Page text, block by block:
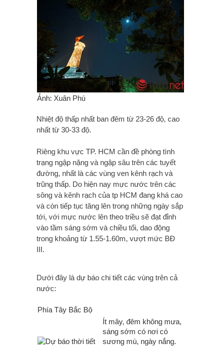
Ảnh: Xuân Phú
Nhiệt độ thấp nhất ban đêm từ 23-26 độ, cao
nhất từ 30-33 độ.
Riêng khu vực TP. HCM cần đề phòng tình
trạng ngập nặng và ngập sâu trên các tuyết
đường, nhất là các vùng ven kênh rạch và
trũng thấp. Do hiện nay mực nước trên các
sông và kênh rạch của tp HCM đang khá cao
và còn tiếp tục tăng lên trong những ngày sắp
tới, với mực nước lên theo triều sẽ đạt đỉnh
vào tầm sáng sớm và chiều tối, dao động
trong khoảng từ 1.55-1.60m, vượt mức BĐ
III.
Dưới đây là dự báo chi tiết các vùng trên cả
nước:
Phía Tây Bắc Bộ
Ít mây, đêm không mưa,
sáng sớm có nơi có
sương mù, ngày nắng.